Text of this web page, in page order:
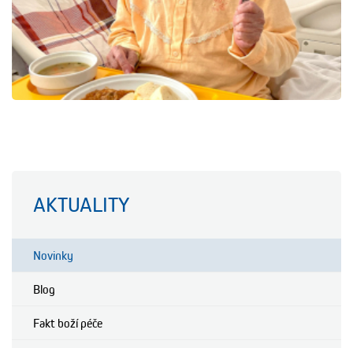
AKTUALITY
Novinky
Blog
Fakt boží péče